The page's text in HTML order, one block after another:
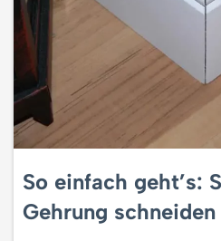
So einfach geht’s:
Gehrung schneiden